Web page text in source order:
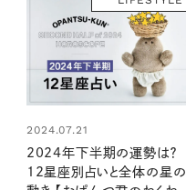
2024.07.21
2024年下半期の運勢は？
12星座別占いと全体の星の